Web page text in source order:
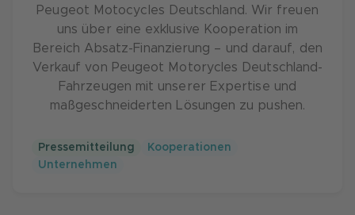
Peugeot Motocycles Deutschland. Wir freuen
uns über eine exklusive Kooperation im
Bereich Absatz-Finanzierung – und darauf, den
Verkauf von Peugeot Motorycles Deutschland-
Fahrzeugen mit unserer Expertise und
maßgeschneiderten Lösungen zu pushen.
Pressemitteilung
Kooperationen
Unternehmen